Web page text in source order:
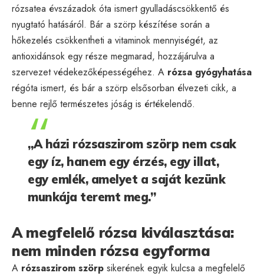
rózsatea évszázadok óta ismert gyulladáscsökkentő és
nyugtató hatásáról. Bár a szörp készítése során a
hőkezelés csökkentheti a vitaminok mennyiségét, az
antioxidánsok egy része megmarad, hozzájárulva a
szervezet védekezőképességéhez. A rózsa gyógyhatása
régóta ismert, és bár a szörp elsősorban élvezeti cikk, a
benne rejlő természetes jóság is értékelendő.
„A házi rózsaszirom szörp nem csak
egy íz, hanem egy érzés, egy illat,
egy emlék, amelyet a saját kezünk
munkája teremt meg.”
A megfelelő rózsa kiválasztása:
nem minden rózsa egyforma
A rózsaszirom szörp sikerének egyik kulcsa a megfelelő